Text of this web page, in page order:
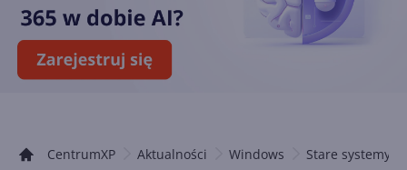
CentrumXP Aktualności Windows Stare systemy